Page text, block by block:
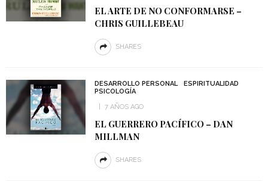
EL ARTE DE NO CONFORMARSE –
CHRIS GUILLEBEAU
SHARES
DESARROLLO PERSONAL
ESPIRITUALIDAD
PSICOLOGÍA
7 AÑOS AGO
EL GUERRERO PACÍFICO – DAN
MILLMAN
SHARES